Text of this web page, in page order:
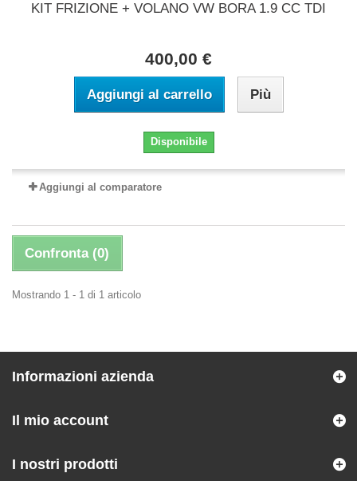
KIT FRIZIONE + VOLANO VW BORA 1.9 CC TDI
400,00 €
Aggiungi al carrello Più
Disponibile
Aggiungi al comparatore
Confronta (0)
Mostrando 1 - 1 di 1 articolo
Informazioni azienda
Il mio account
I nostri prodotti